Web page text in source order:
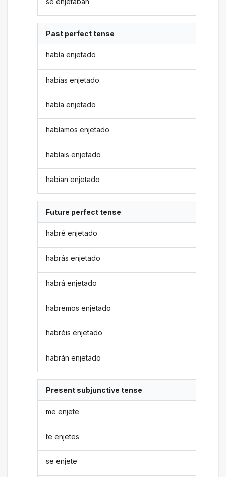
Past perfect tense
había enjetado
habías enjetado
había enjetado
habíamos enjetado
habíais enjetado
habían enjetado
Future perfect tense
habré enjetado
habrás enjetado
habrá enjetado
habremos enjetado
habréis enjetado
habrán enjetado
Present subjunctive tense
me enjete
te enjetes
se enjete